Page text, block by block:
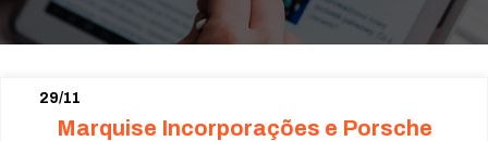
29/11
Marquise Incorporações e Porsche